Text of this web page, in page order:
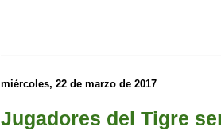
miércoles, 22 de marzo de 2017
Jugadores del Tigre